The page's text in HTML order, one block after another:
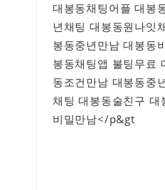
대봉동채팅어플 대봉
년채팅 대봉동원나잇
봉동중년만남 대봉동
봉동채팅앱 불팅무료
동조건만남 대봉동중
채팅 대봉동술친구 대
비밀만남</p&gt